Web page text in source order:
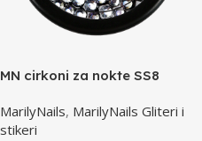
MN cirkoni za nokte SS8
MarilyNails, MarilyNails Gliteri i
stikeri